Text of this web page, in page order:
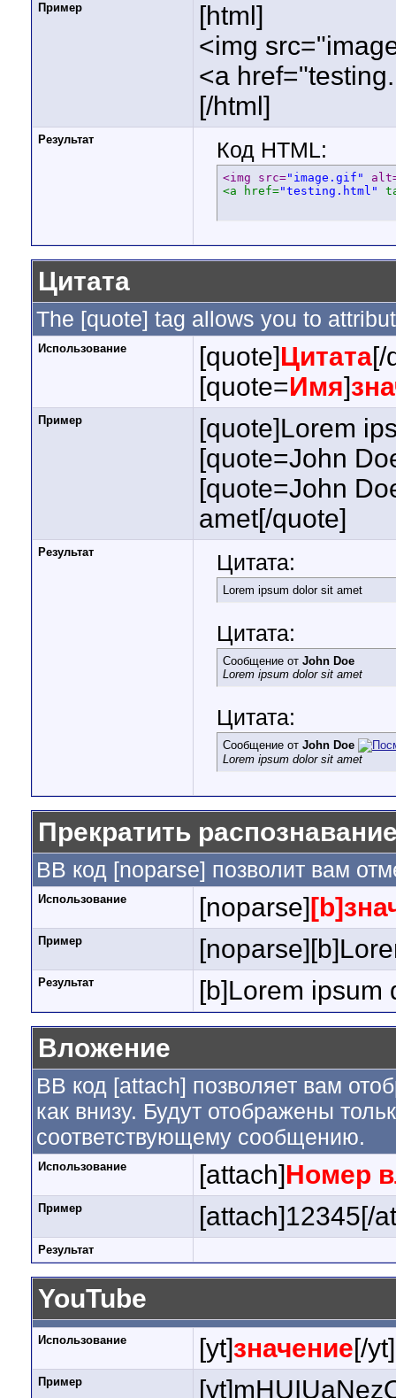
Пример
[html]
<img
<a
[/html]
Результат Код HTML:
<img src="image.gif"
<a href="testing.html"
Цитата
The [quote] tag allows you to
Использование [quote]Цитата[/
[quote=Имя]
Пример
[quote]Lorem
[quote=John
[quote=John
amet[/quote]
Результат Цитата:
Lorem ipsum dolor sit amet
Цитата:
Сообщение от John Doe
Lorem ipsum dolor sit amet
Цитата:
Сообщение от John Doe
Lorem ipsum dolor sit amet
Прекратить
BB код [noparse] позволит вам
Использование [noparse]
Пример
Результат
[b]Lorem ipsum
Вложение
BB код [attach] позволяет вам
как внизу. Будут отображены
соответствующему сообщению.
Использование [attach]Номер
Пример [attach]12345[/
Результат
YouTube
Использование [yt]значение[/yt]
Пример